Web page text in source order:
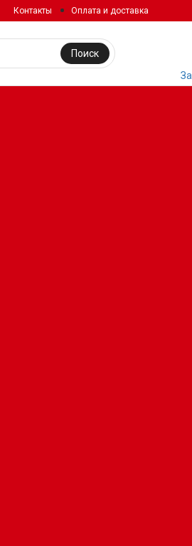
Контакты Оплата и доставка
Поиск